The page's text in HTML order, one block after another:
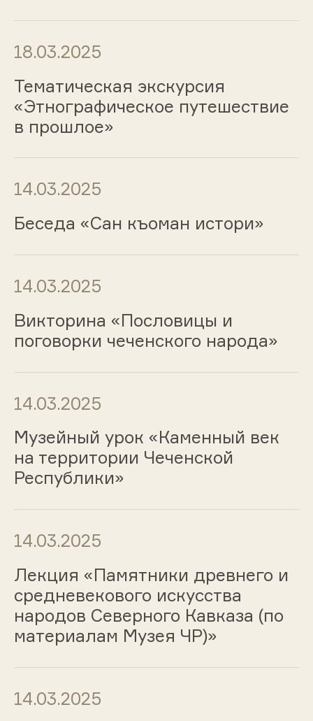
18.03.2025
Тематическая экскурсия
«Этнографическое путешествие
в прошлое»
14.03.2025
Беседа «Сан къоман истори»
14.03.2025
Викторина «Пословицы и
поговорки чеченского народа»
14.03.2025
Музейный урок «Каменный век
на территории Чеченской
Республики»
14.03.2025
Лекция «Памятники древнего и
средневекового искусства
народов Северного Кавказа (по
материалам Музея ЧР)»
14.03.2025